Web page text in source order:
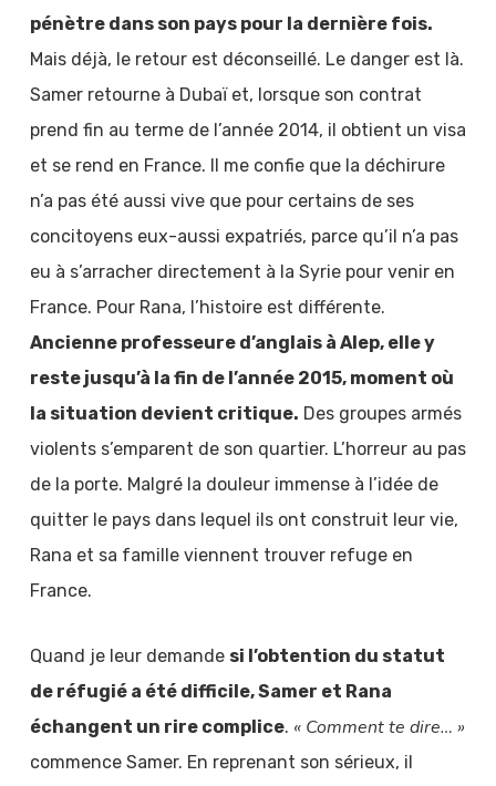
pénètre dans son pays pour la dernière fois.
Mais déjà, le retour est déconseillé. Le danger est là.
Samer retourne à Dubaï et, lorsque son contrat
prend fin au terme de l’année 2014, il obtient un visa
et se rend en France. Il me confie que la déchirure
n’a pas été aussi vive que pour certains de ses
concitoyens eux-aussi expatriés, parce qu’il n’a pas
eu à s’arracher directement à la Syrie pour venir en
France. Pour Rana, l’histoire est différente.
Ancienne professeure d’anglais à Alep, elle y
reste jusqu’à la fin de l’année 2015, moment où
la situation devient critique. Des groupes armés
violents s’emparent de son quartier. L’horreur au pas
de la porte. Malgré la douleur immense à l’idée de
quitter le pays dans lequel ils ont construit leur vie,
Rana et sa famille viennent trouver refuge en
France.
Quand je leur demande si l’obtention du statut
de réfugié a été difficile, Samer et Rana
échangent un rire complice. « Comment te dire… »
commence Samer. En reprenant son sérieux, il